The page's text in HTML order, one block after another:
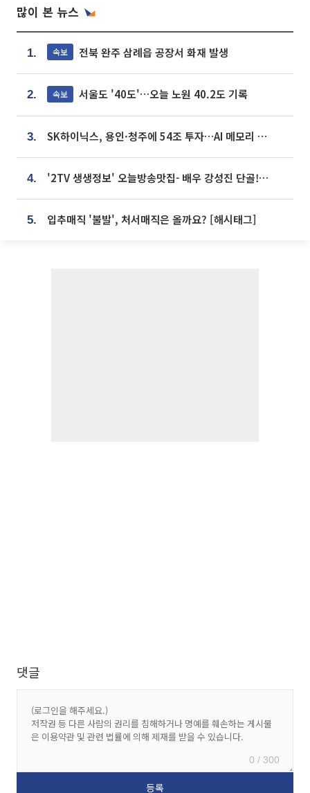
많이 본 뉴스
1. 속보 전북 완주 삼례읍 공장서 화재 발생
2. 속보 서울도 '40도'…오늘 노원 40.2도 기록
3. SK하이닉스, 용인·청주에 54조 투자…AI 메모리 생산기지 키운다
4. '2TV 생생정보' 오늘방송맛집- 배우 강성진 단골! 쌀국수ㆍ푸팟퐁 커리 맛집 '블○○○'
5. 입추매직 '불발', 처서매직은 올까요? [해시태그]
댓글
0 / 300